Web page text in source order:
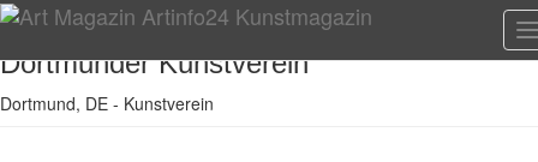
Dortmunder Kunstverein
Dortmund, DE - Kunstverein